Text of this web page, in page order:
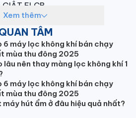
GIẬT ELCB
là thiết bị an toàn sẽ ngắt
mạch điện bất cứ khi nào xuất
cơ thể con người khi chạm
điện của thiết bị.
CHỨA CFC
bọt tổng hợp Polyurethane
lớp cách nhiệt đảm bảo
Xem thêm
TÂM
6 máy lọc không khí bán chạy
mùa thu đông 2025
lâu nên thay màng lọc không khí 1
6 máy lọc không khí bán chạy
mùa thu đông 2025
hút ẩm ở đâu hiệu quả nhất?